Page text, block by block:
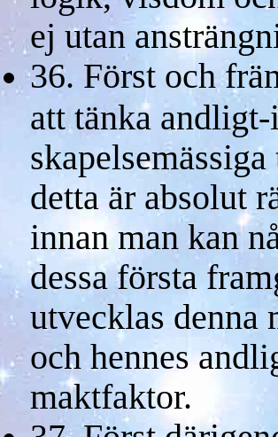
ej utan
36. Först och
att tänka
detta är absolut
innan man kan
dessa första
utvecklas denna
och hennes
maktfaktor.